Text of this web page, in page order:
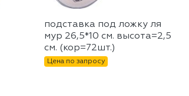
подставка под ложку ля
мур 26,5*10 см. высота=2,5
см. (кор=72шт.)
Цена по запросу